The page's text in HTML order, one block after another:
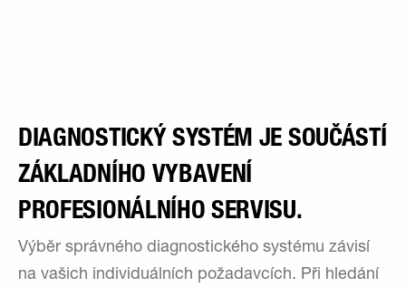
DIAGNOSTICKÝ SYSTÉM JE SOUČÁSTÍ
ZÁKLADNÍHO VYBAVENÍ
PROFESIONÁLNÍHO SERVISU.
Výběr správného diagnostického systému závisí
na vašich individuálních požadavcích. Při hledání